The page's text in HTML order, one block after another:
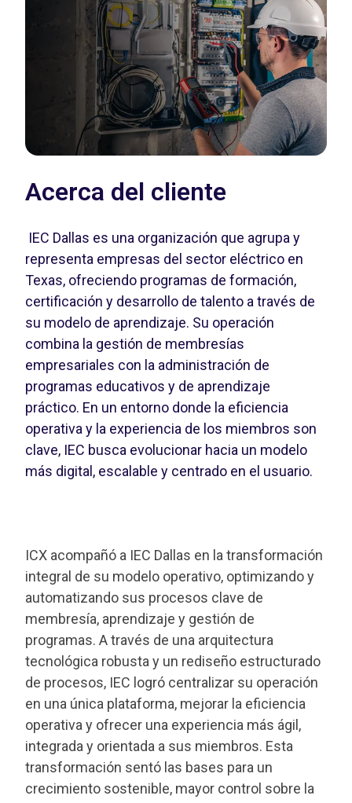
Acerca del cliente
IEC Dallas es una organización que agrupa y
representa empresas del sector eléctrico en
Texas, ofreciendo programas de formación,
certificación y desarrollo de talento a través de
su modelo de aprendizaje. Su operación
combina la gestión de membresías
empresariales con la administración de
programas educativos y de aprendizaje
práctico. En un entorno donde la eficiencia
operativa y la experiencia de los miembros son
clave, IEC busca evolucionar hacia un modelo
más digital, escalable y centrado en el usuario.
ICX acompañó a IEC Dallas en la transformación
integral de su modelo operativo, optimizando y
automatizando sus procesos clave de
membresía, aprendizaje y gestión de
programas. A través de una arquitectura
tecnológica robusta y un rediseño estructurado
de procesos, IEC logró centralizar su operación
en una única plataforma, mejorar la eficiencia
operativa y ofrecer una experiencia más ágil,
integrada y orientada a sus miembros. Esta
transformación sentó las bases para un
crecimiento sostenible, mayor control sobre la